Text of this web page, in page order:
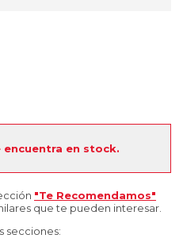
en stock.
"Te Recomendamos"
que te pueden interesar.
secciones: